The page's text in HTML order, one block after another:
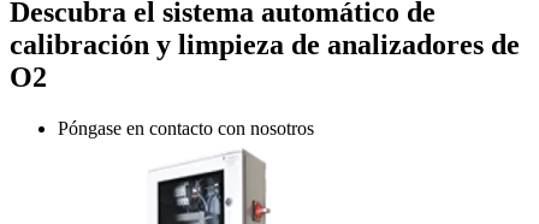
Descubra el sistema automático de
calibración y limpieza de analizadores de
O2
Póngase en contacto con nosotros